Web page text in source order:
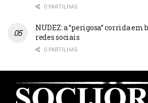
0 PARTILHAS
NUDEZ: a “perigosa” corrida em
redes sociais
0 PARTILHAS